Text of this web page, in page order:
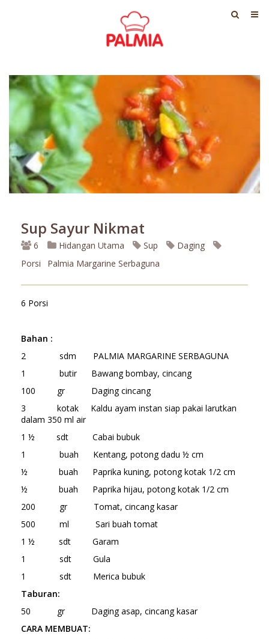
Sup Sayur Nikmat
6
Porsi
Hidangan Utama Sup
Daging
Palmia Margarine Serbaguna
6 Porsi
Bahan :
2 sdm PALMIA MARGARINE SERBAGUNA
1 butir Bawang bombay, cincang
100 gr Daging cincang
3 kotak Kaldu ayam instan siap pakai larutkan
dalam 350 ml air
1 ½ sdt Cabai bubuk
1 buah Kentang, potong dadu ½ cm
½ buah Paprika kuning, potong kotak 1/2 cm
½ buah Paprika hijau, potong kotak 1/2 cm
200 gr Tomat, cincang kasar
500 ml Sari buah tomat
1 ½ sdt Garam
1 sdt Gula
1 sdt Merica bubuk
Taburan:
50 gr Daging asap, cincang kasar
CARA MEMBUAT: